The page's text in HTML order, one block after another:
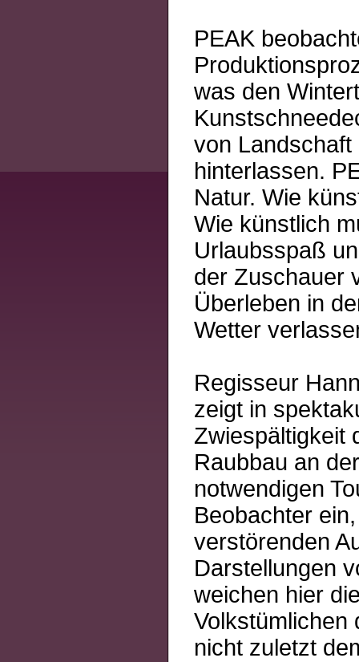
PEAK
was den
von Landschaft
hinterlassen.
Natur. Wie
Wie künstlich
Urlaubsspaß
der Zuschauer
Überleben in
Wetter
Regisseur
zeigt in
Zwiespältigkeit
Raubbau an
notwendigen
Beobachter
verstörenden
Darstellungen
weichen hier
Volkstümlichen
nicht zuletzt